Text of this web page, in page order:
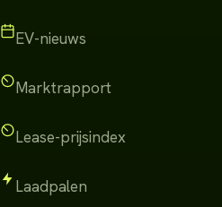
EV-nieuws
Marktrapport
Lease-prijsindex
Laadpalen